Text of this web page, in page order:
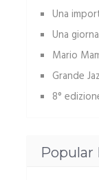
Una
Una
Mario
Grande
8°
Popular